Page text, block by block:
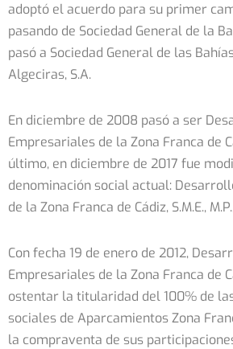
adoptó el acuerdo para su primer
pasando de Sociedad General de la
pasó a Sociedad General de las
Algeciras, S.A.
En diciembre de 2008 pasó a ser
Empresariales de la Zona Franca de
último, en diciembre de 2017 fue
denominación social actual:
de la Zona Franca de Cádiz, S.M.E.,
Con fecha 19 de enero de 2012,
Empresariales de la Zona Franca de
ostentar la titularidad del 100% de
sociales de Aparcamientos Zona
la compraventa de sus